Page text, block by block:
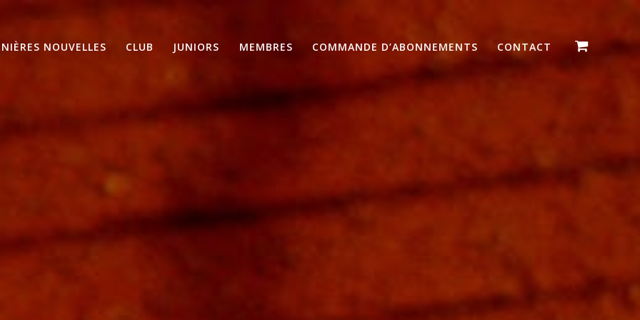
NOUVELLES CLUB JUNIORS MEMBRES COMMANDE D’ABONNEMENTS CONTACT